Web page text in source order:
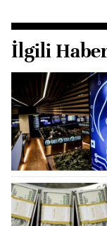
İlgili